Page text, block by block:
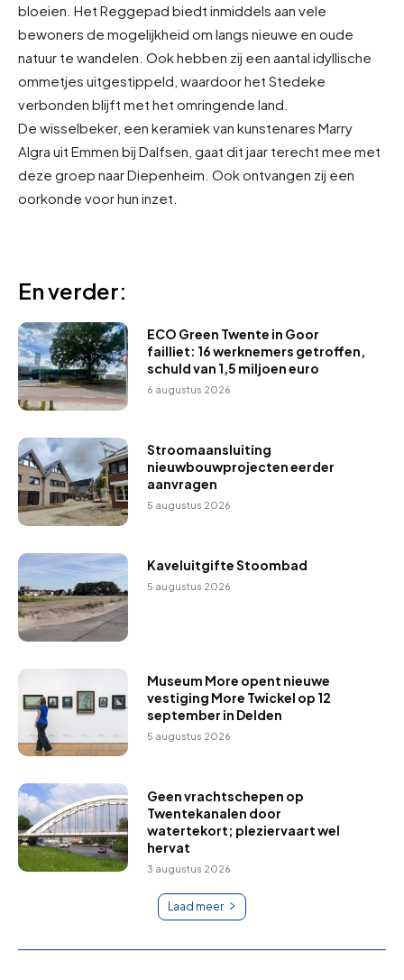
bloeien. Het Reggepad biedt inmiddels aan vele
bewoners de mogelijkheid om langs nieuwe en oude
natuur te wandelen. Ook hebben zij een aantal idyllische
ommetjes uitgestippeld, waardoor het Stedeke
verbonden blijft met het omringende land.
De wisselbeker, een keramiek van kunstenares Marry
Algra uit Emmen bij Dalfsen, gaat dit jaar terecht mee met
deze groep naar Diepenheim. Ook ontvangen zij een
oorkonde voor hun inzet.
En verder:
ECO Green Twente in Goor
failliet: 16 werknemers getroffen,
schuld van 1,5 miljoen euro
6 augustus 2026
Stroomaansluiting
nieuwbouwprojecten eerder
aanvragen
5 augustus 2026
Kaveluitgifte Stoombad
5 augustus 2026
Museum More opent nieuwe
vestiging More Twickel op 12
september in Delden
5 augustus 2026
Geen vrachtschepen op
Twentekanalen door
watertekort; pleziervaart wel
hervat
3 augustus 2026
Laad meer